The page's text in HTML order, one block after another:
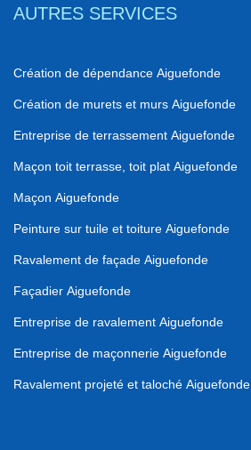
AUTRES SERVICES
Création de dépendance Aiguefonde
Création de murets et murs Aiguefonde
Entreprise de terrassement Aiguefonde
Maçon toit terrasse, toit plat Aiguefonde
Maçon Aiguefonde
Peinture sur tuile et toiture Aiguefonde
Ravalement de façade Aiguefonde
Façadier Aiguefonde
Entreprise de ravalement Aiguefonde
Entreprise de maçonnerie Aiguefonde
Ravalement projeté et taloché Aiguefonde